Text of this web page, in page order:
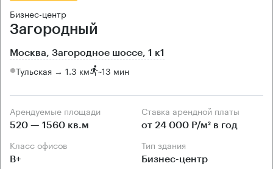
Бизнес-центр
Загородный
Москва, Загородное шоссе, 1 к1
Тульская → 1.3 км ~13 мин
Арендуемые площади
520 — 1560 кв.м
Ставка арендной платы
от 24 000 Р/м² в год
Класс офисов
B+
Тип здания
Бизнес-центр